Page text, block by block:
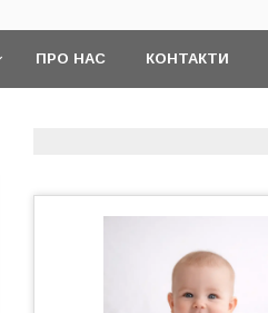
ПРО НАС КОНТАКТИ